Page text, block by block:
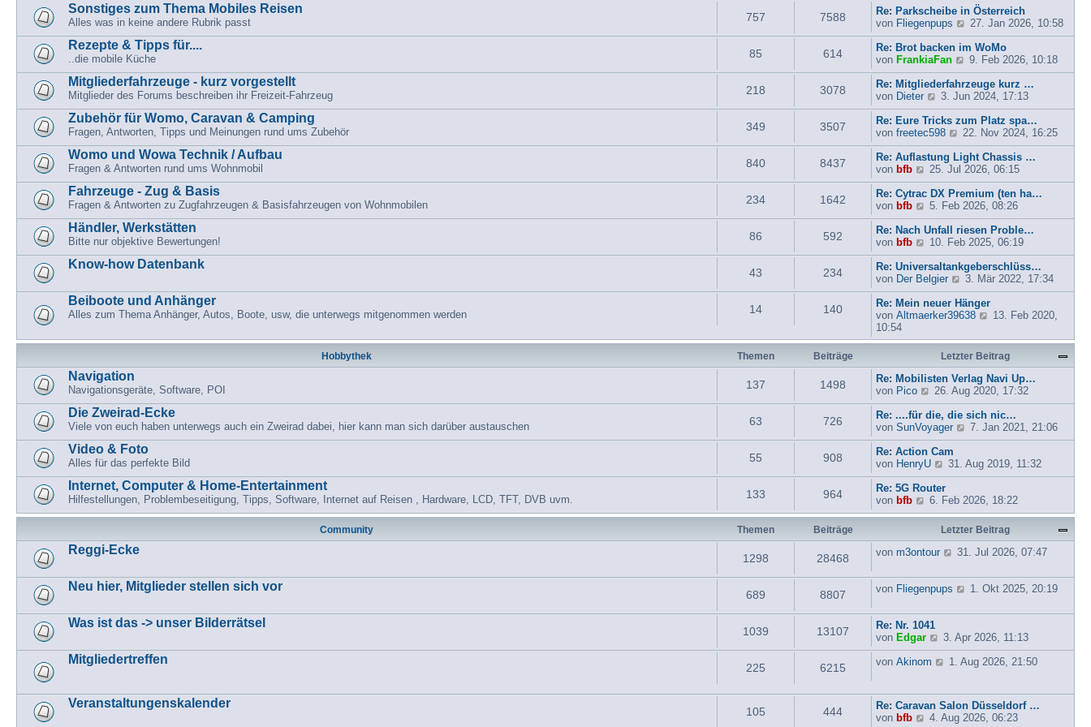
g
t
r
r
B
i
t
a
g
s
t
r
B
i
a
g
Sonstiges zum Thema Mobiles Reisen
Alles was in keine andere Rubrik passt 757 7588
Re: Parkscheibe in Österreich
von Fliegenpups
N
e
u
e
s
t
e
r
B
e
i
t
r
a
g
27. Jan 2026, 10:58
Rezepte & Tipps für....
..die mobile Küche 85 614
Re: Brot backen im WoMo
von FrankiaFan
N
e
u
e
s
t
e
r
B
e
i
t
r
a
g
9. Feb 2026, 10:18
Mitgliederfahrzeuge - kurz vorgestellt
Mitglieder des Forums beschreiben ihr Freizeit-Fahrzeug 218 3078
Re: Mitgliederfahrzeuge kurz …
von Dieter
N
e
u
e
s
t
e
r
B
i
t
r
a
g
3. Jun 2024, 17:13
Zubehör für Womo, Caravan & Camping
Fragen, Antworten, Tipps und Meinungen rund ums Zubehör 349 3507
Re: Eure Tricks zum Platz spa…
von freetec598
N
e
u
e
s
t
e
r
B
e
i
t
r
a
g
22. Nov 2024, 16:25
Womo und Wowa Technik / Aufbau
Fragen & Antworten rund ums Wohnmobil 840 8437
Re: Auflastung Light Chassis …
von bfb
N
e
u
e
s
t
e
r
B
e
i
t
r
g
25. Jul 2026, 06:15
Fahrzeuge - Zug & Basis
Fragen & Antworten zu Zugfahrzeugen & Basisfahrzeugen von Wohnmobilen 234 1642
Re: Cytrac DX Premium (ten ha…
von bfb
N
e
u
e
s
t
e
r
B
e
t
g
5. Feb 2026, 08:26
Händler, Werkstätten
Bitte nur objektive Bewertungen! 86 592
Re: Nach Unfall riesen Proble…
von bfb
N
e
u
e
s
t
e
B
t
r
g
10. Feb 2025, 06:19
Know-how Datenbank
43 234
Re: Universaltankgeberschlüss…
von Der Belgier
N
e
u
e
t
e
r
B
e
t
r
3. Mär 2022, 17:34
Beiboote und Anhänger
Alles zum Thema Anhänger, Autos, Boote, usw, die unterwegs mitgenommen werden 14 140
Re: Mein neuer Hänger
von Altmaerker39638
N
u
e
s
t
e
B
e
r
13. Feb 2020,
10:54
Hobbythek Themen Beiträge Letzter Beitrag
Navigation
Navigationsgeräte, Software, POI 137 1498
Re: Mobilisten Verlag Navi Up…
von Pico
N
e
u
e
s
t
e
r
B
e
i
a
26. Aug 2020, 17:32
Die Zweirad-Ecke
Viele von euch haben unterwegs auch ein Zweirad dabei, hier kann man sich darüber austauschen 63 726
Re: ....für die, die sich nic…
von SunVoyager
N
e
e
s
e
r
e
i
a
7. Jan 2021, 21:06
Video & Foto
Alles für das perfekte Bild 55 908
Re: Action Cam
von HenryU
N
e
u
e
s
e
r
B
i
g
31. Aug 2019, 11:32
Internet, Computer & Home-Entertainment
Hilfestellungen, Problembeseitigung, Tipps, Software, Internet auf Reisen , Hardware, LCD, TFT, DVB uvm. 133 964
Re: 5G Router
von bfb
N
e
s
r
B
i
t
a
6. Feb 2026, 18:22
Community Themen Beiträge Letzter Beitrag
Reggi-Ecke
1298 28468 von m3ontour
N
u
e
t
r
B
e
r
a
g
31. Jul 2026, 07:47
Neu hier, Mitglieder stellen sich vor
689 8807 von Fliegenpups
N
u
s
t
e
e
i
t
1. Okt 2025, 20:19
Was ist das -> unser Bilderrätsel
1039 13107
Re: Nr. 1041
von Edgar
N
e
u
t
e
r
3. Apr 2026, 11:13
Mitgliedertreffen
225 6215 von Akinom
N
e
s
t
1. Aug 2026, 21:50
Veranstaltungenskalender
105 444
Re: Caravan Salon Düsseldorf …
von bfb
N4. Aug 2026, 06:23